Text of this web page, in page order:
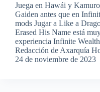
Juega en Hawái y
Gaiden antes que en
mods Jugar a Like a
Erased His Name está
experiencia Infinite
Redacción de Axarquía
24 de noviembre de 2023